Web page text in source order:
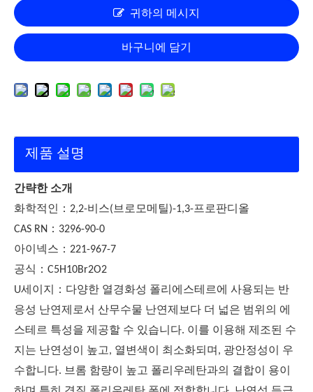
귀하의 메시지
바구니에 담기
제품 설명
간략한 소개
화학적인 ： 2,2-비스(브로모메틸)-1,3-프로판디올
CAS RN ： 3296-90-0
아이넥스 ： 221-967-7
공식 ： C5H10Br2O2
U세이지 ： 다양한 열경화성 폴리에스테르에 사용되는 반
응성 난연제로서 산무수물 난연제보다 더 넓은 범위의 에
스테르 특성을 제공할 수 있습니다. 이를 이용해 제조된 수
지는 난연성이 높고, 열변색이 최소화되며, 광안정성이 우
수합니다. 브롬 함량이 높고 폴리우레탄과의 결합이 용이